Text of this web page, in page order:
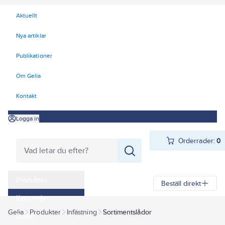
Aktuellt
Nya artiklar
Publikationer
Om Gelia
Kontakt
Logga in
Orderrader:0
Kampanjer
Outlet
Beställ direkt
Gelia Produkter Infästning Sortimentslådor